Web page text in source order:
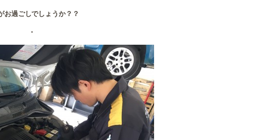
お過ごしでしょうか？？
・